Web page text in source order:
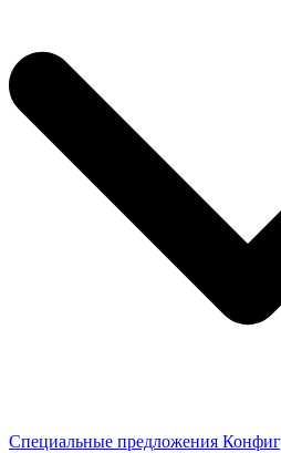
Специальные предложения